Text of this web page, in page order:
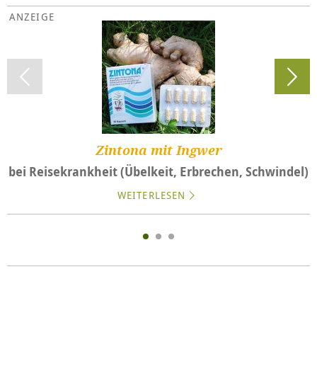
Zintona mit Ingwer
bei Reisekrankheit (Übelkeit, Erbrechen, Schwindel)
WEITERLESEN